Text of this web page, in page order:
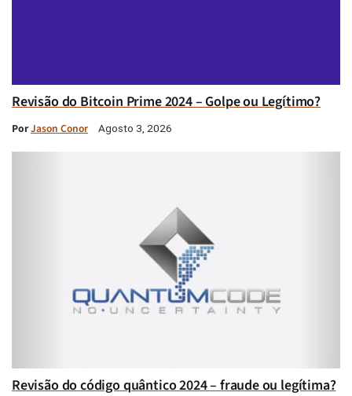
Revisão do Bitcoin Prime 2024 – Golpe ou Legítimo?
PorJason Conor Agosto 3, 2026
Revisão do código quântico 2024 – fraude ou legítima?